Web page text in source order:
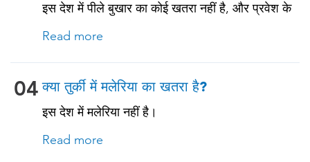
इस देश में पीले बुखार का कोई खतरा नहीं है, और प्रवेश के
लिए आधिकारिक येलो फीवर टीकाकरण प्रमाणपत्र की
रहे हैं जहाँ पीला बुखार मौजूद है, तो आपको टीकाकरण के
प्रमाण की आवश्यकता हो सकती है। अधिक जानकारी के
लिए हमारे विशेषज्ञों से सलाह लें।
Read more
04 क्या तुर्की में मलेरिया का खतरा है?
इस देश में मलेरिया नहीं है।
Read more